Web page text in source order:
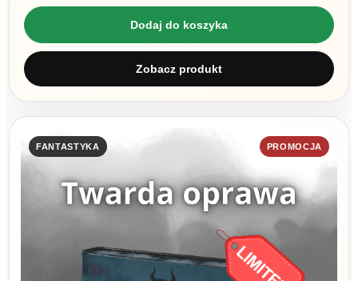
Dodaj do koszyka
Zobacz produkt
FANTASTYKA PROMOCJA